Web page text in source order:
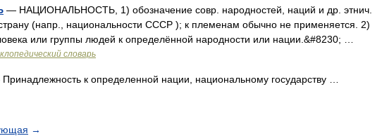
— НАЦИОНАЛЬНОСТЬ, 1) обозначение совр. народностей, наций и др. этнич.
(напр., национальности СССР ); к племенам обычно не применяется. 2)
или группы людей к определённой народности или нации.&#8230; …
словарь
к определенной нации, национальному государству …
→